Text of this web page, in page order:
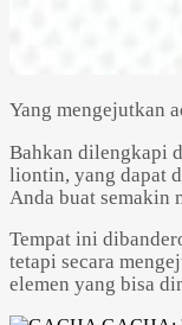
Yang mengejutkan
Bahkan dilengkapi
liontin, yang dapat
Anda buat semakin
Tempat ini
tetapi secara
elemen yang bisa